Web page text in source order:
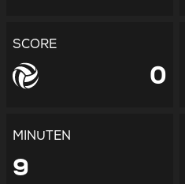
SCORE
0
MINUTEN
9